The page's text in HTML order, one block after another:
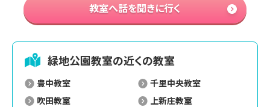
教室へ話を聞きに行く
緑地公園教室の近くの教室
豊中教室
千里中央教室
吹田教室
上新庄教室